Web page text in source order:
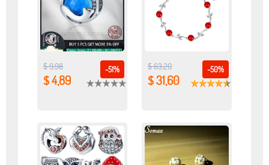
-51%
$ 9,98
$ 4,89
-50%
$ 63,20
$ 31,60